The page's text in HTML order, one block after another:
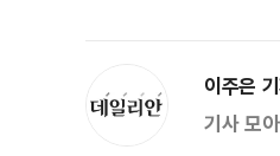
이주은
기사 모